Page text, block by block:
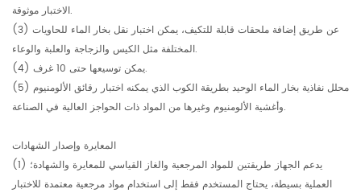
الاختبار موثوقة.
(3) عن طريق إضافة ملحقات قابلة للتكيف، يمكن اختبار نقل بخار الماء للحاويات
المختلفة مثل الكيس والزجاجة والعلبة والوعاء.
(4) يمكن توسيعها حتى 10 غرف.
(5) محلل نفاذية بخار الماء الوحيد بطريقة الكوب الذي يمكنه اختبار رقائق الألومنيوم
وأغشية الألومنيوم وغيرها من المواد ذات الحواجز العالية في الصناعة.
المعايرة وإصدار الشهادات
(1) يدعم الجهاز طريقتين للمواد المرجعية والغاز القياسي للمعايرة والشهادة؛
العملية بسيطة، يحتاج المستخدم فقط إلى استخدام مواد مرجعية معتمدة للاختبار